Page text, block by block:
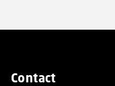
Contact